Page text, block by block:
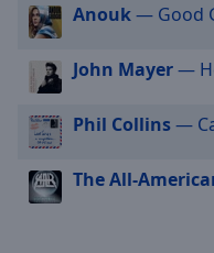
modal
window.
Beginning
window.
Escape
Anouk— Good
John Mayer—
Phil Collins—
The All-